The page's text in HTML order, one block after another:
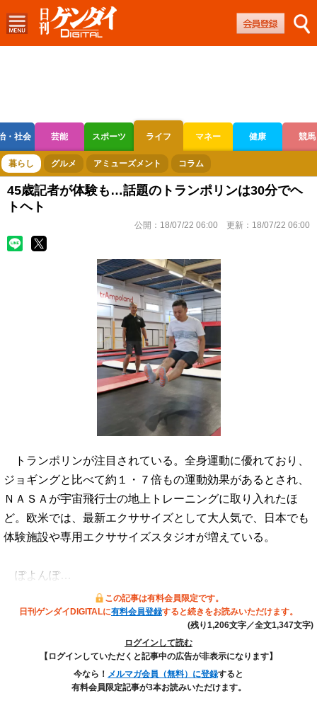
・社会 芸能 スポーツ ライフ マネー 健康 競馬
ボートレース 競輪 オートレース
暮らし グルメ アミューズメント コラム
45歳記者が体験も…話題のトランポリンは30分でヘ
トヘト
公開： 18/07/22 06:00 更新： 18/07/22 06:00
トランポリンが注目されている。全身運動に優れており、
ジョギングと比べて約１・７倍もの運動効果があるとされ、
ＮＡＳＡが宇宙飛行士の地上トレーニングに取り入れたほ
ど。欧米では、最新エクササイズとして大人気で、日本でも
体験施設や専用エクササイズスタジオが増えている。
ぽよんぽ…
この記事は有料会員限定です。
日刊ゲンダイDIGITALに有料会員登録すると続きをお読みいただけます。
(残り1,206文字／全文1,347文字)
ログインして読む
【ログインしていただくと記事中の広告が非表示になります】
今なら！ メルマガ会員（無料）に登録すると
有料会員限定記事が3本お読みいただけます。